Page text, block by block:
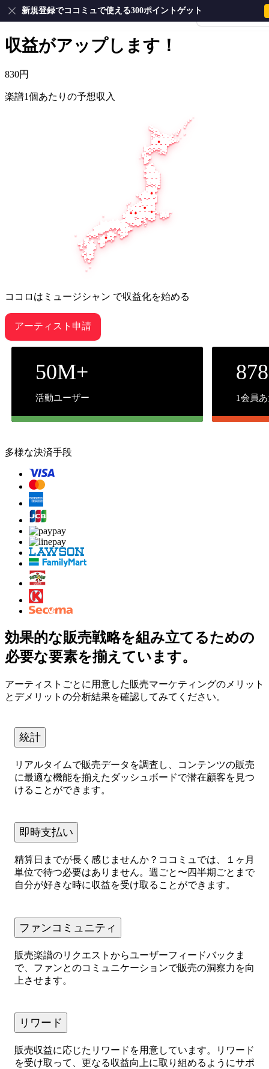
会員登録・ログイ
新規登録でココミュで使える300ポイントゲット
楽譜をたくさん作るほど
収益がアップします！
830円
楽譜1個あたりの予想収入
ココロはミュージシャン で収益化を始める
アーティスト申請
活動ユーザー
50M+
1会員
多様な決済手段
効果的な販売戦略を組み立てるための
必要な要素を揃えています。
アーティストごとに用意した販売マーケティングのメリット
とデメリットの分析結果を確認してみてください。
統計
リアルタイムで販売データを調査し、コンテンツの販売
に最適な機能を揃えたダッシュボードで潜在顧客を見つ
けることができます。
即時支払い
精算日までが長く感じませんか？ココミュでは、１ヶ月
単位で待つ必要はありません。週ごと〜四半期ごとまで
自分が好きな時に収益を受け取ることができます。
ファンコミュニティ
販売楽譜のリクエストからユーザーフィードバックま
で、ファンとのコミュニケーションで販売の洞察力を向
上させます。
リワード
販売収益に応じたリワードを用意しています。リワード
を受け取って、更なる収益向上に取り組めるようにサポ